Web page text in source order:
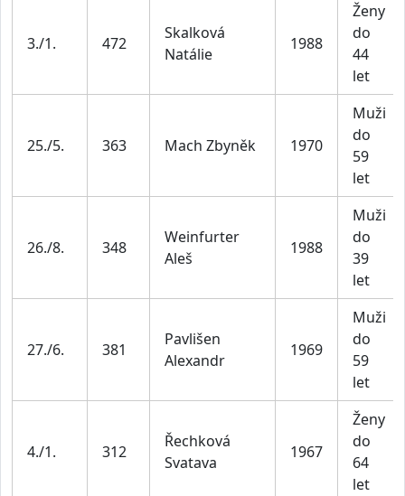
3./1. 472
Skalková
Natálie
1988
Ženy
do
44
let
25./5. 363 Mach Zbyněk 1970
Muži
do
59
let
26./8. 348
Weinfurter
Aleš
1988
Muži
do
39
let
27./6. 381
Pavlišen
Alexandr
1969
Muži
do
59
let
4./1. 312
Řechková
Svatava
1967
Ženy
do
64
let